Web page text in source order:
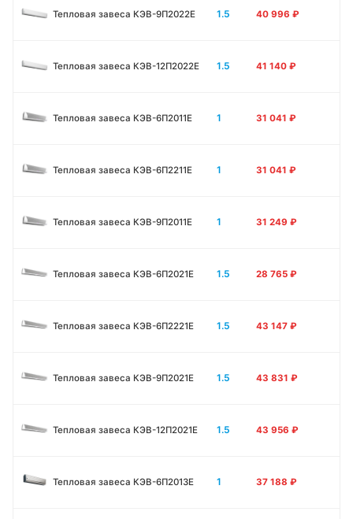
Тепловая завеса КЭВ-9П2022Е 1.5 40 996 ₽
Тепловая завеса КЭВ-12П2022Е 1.5 41 140 ₽
Тепловая завеса КЭВ-6П2011E 1 31 041 ₽
Тепловая завеса КЭВ-6П2211E 1 31 041 ₽
Тепловая завеса КЭВ-9П2011E 1 31 249 ₽
Тепловая завеса КЭВ-6П2021E 1.5 28 765 ₽
Тепловая завеса КЭВ-6П2221E 1.5 43 147 ₽
Тепловая завеса КЭВ-9П2021E 1.5 43 831 ₽
Тепловая завеса КЭВ-12П2021E 1.5 43 956 ₽
Тепловая завеса КЭВ-6П2013E 1 37 188 ₽